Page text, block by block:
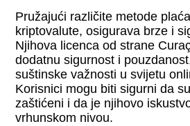
Pružajući različite metode
kriptovalute, osigurava brze i
Njihova licenca od strane
dodatnu sigurnost i
suštinske važnosti u svijetu
Korisnici mogu biti sigurni da
zaštićeni i da je njihovo
vrhunskom nivou.